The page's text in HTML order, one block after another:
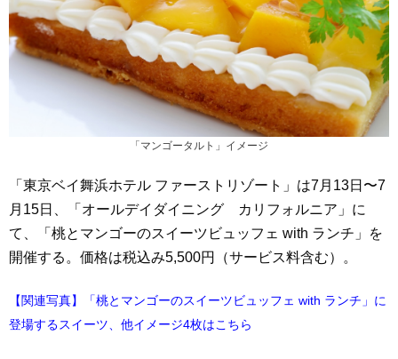
「マンゴータルト」イメージ
「東京ベイ舞浜ホテル ファーストリゾート」は7月13日〜7
月15日、「オールデイダイニング カリフォルニア」に
て、「桃とマンゴーのスイーツビュッフェ with ランチ」を
開催する。価格は税込み5,500円（サービス料含む）。
【関連写真】「桃とマンゴーのスイーツビュッフェ with ランチ」に
登場するスイーツ、他イメージ4枚はこちら